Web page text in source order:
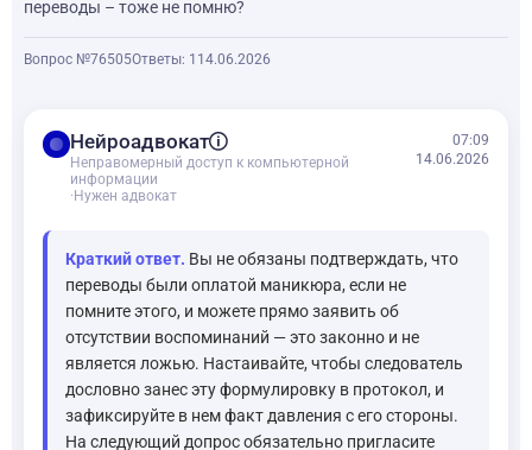
переводы – тоже не помню?
Вопрос №76505Ответы: 1 14.06.2026
balanceНейроадвокат
Неправомерный доступ к компьютерной
информации
· Нужен адвокат
07:09
14.06.2026
Краткий ответ. Вы не обязаны подтверждать, что
переводы были оплатой маникюра, если не
помните этого, и можете прямо заявить об
отсутствии воспоминаний — это законно и не
является ложью. Настаивайте, чтобы следователь
дословно занес эту формулировку в протокол, и
зафиксируйте в нем факт давления с его стороны.
На следующий допрос обязательно пригласите